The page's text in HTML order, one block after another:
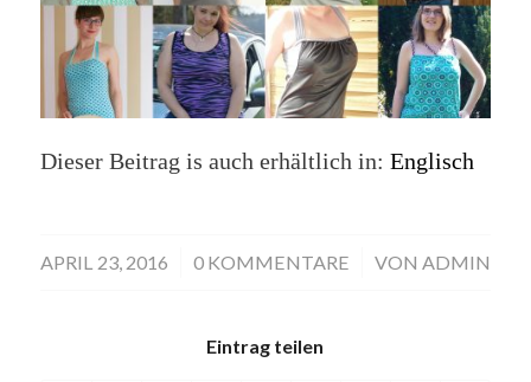
Dieser Beitrag is auch erhältlich in: Englisch
APRIL 23, 2016
/ 0 KOMMENTARE
/ VON ADMIN
Eintrag teilen